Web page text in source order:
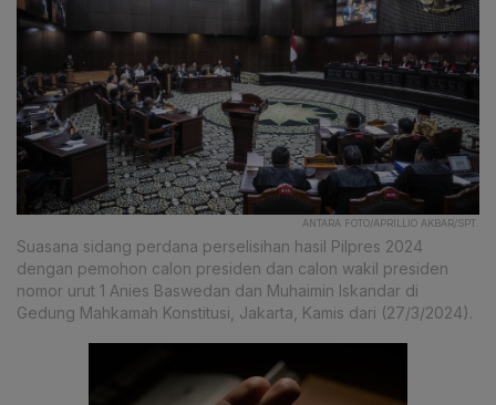
ANTARA FOTO/APRILLIO AKBAR/SPT.
Suasana sidang perdana perselisihan hasil Pilpres 2024
dengan pemohon calon presiden dan calon wakil presiden
nomor urut 1 Anies Baswedan dan Muhaimin Iskandar di
Gedung Mahkamah Konstitusi, Jakarta, Kamis dari (27/3/2024).